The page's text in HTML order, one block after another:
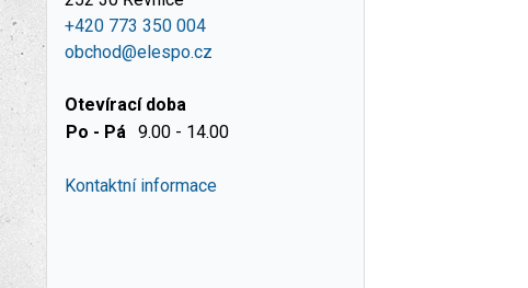
+420 773 350 004
obchod@elespo.cz
Otevírací doba
Po - Pá 9.00 - 14.00
Kontaktní informace